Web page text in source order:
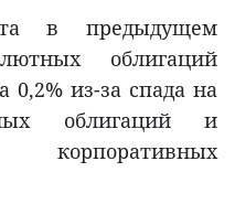
в предыдущем
облигаций
0,2% из-за спада на
облигаций и
корпоративных